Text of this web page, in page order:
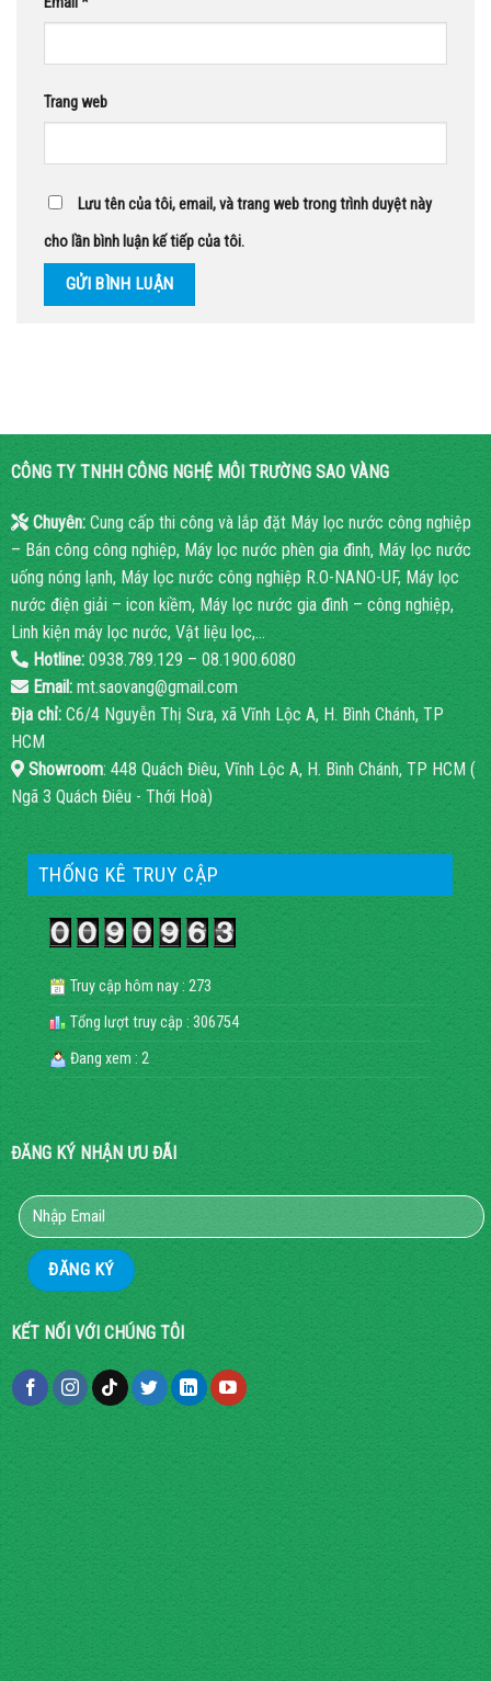
Trang web
Lưu tên của tôi, email, và trang web trong trình duyệt này
cho lần bình luận kế tiếp của tôi.
CÔNG TY TNHH CÔNG NGHỆ MÔI TRƯỜNG SAO VÀNG
Chuyên: Cung cấp thi công và lắp đặt Máy lọc nước công nghiệp
– Bán công công nghiệp, Máy lọc nước phèn gia đình, Máy lọc nước
uống nóng lạnh, Máy lọc nước công nghiệp R.O-NANO-UF, Máy lọc
nước điện giải – icon kiềm, Máy lọc nước gia đình – công nghiệp,
Linh kiện máy lọc nước, Vật liệu lọc,…
Hotline:0938.789.129 – 08.1900.6080
Email:mt.saovang@gmail.com
Địa chỉ: C6/4 Nguyễn Thị Sưa, xã Vĩnh Lộc A, H. Bình Chánh, TP
HCM
Showroom: 448 Quách Điêu, Vĩnh Lộc A, H. Bình Chánh, TP HCM (
Ngã 3 Quách Điêu - Thới Hoà)
THỐNG KÊ TRUY CẬP
Truy cập hôm nay : 273
Tổng lượt truy cập : 306754
Đang xem : 2
ĐĂNG KÝ NHẬN ƯU ĐÃI
KẾT NỐI VỚI CHÚNG TÔI